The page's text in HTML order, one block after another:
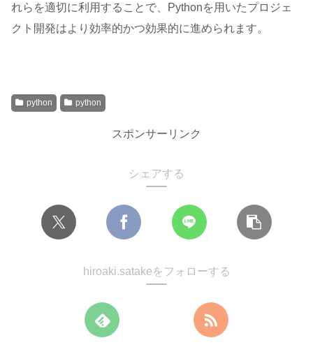
れらを適切に利用することで、Pythonを用いたプロジェ
クト開発はより効率的かつ効果的に進められます。
python python
スポンサーリンク
シェアする
hiroaki.satakeをフォローする